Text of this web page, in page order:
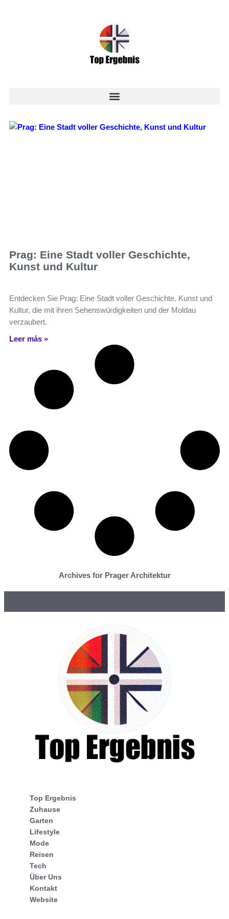
Prag: Eine Stadt voller Geschichte,
Kunst und Kultur
Entdecken Sie Prag: Eine Stadt voller Geschichte, Kunst und
Kultur, die mit ihren Sehenswürdigkeiten und der Moldau
verzaubert.
Leer más »
Archives for Prager Architektur
Top Ergebnis
Zuhause
Garten
Lifestyle
Mode
Reisen
Tech
Über Uns
Kontakt
Website